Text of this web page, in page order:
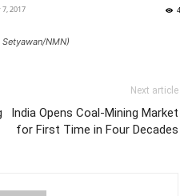
2017
NMN)
Next article
India Opens Coal-Mining Market
for First Time in Four Decades